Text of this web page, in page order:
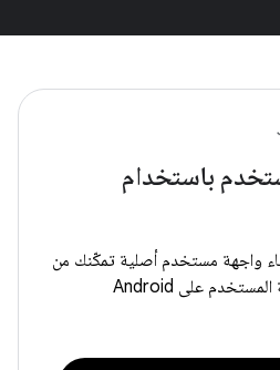
باستخدام
واجهة مستخدم أصلية تمكّنك من
تبسيط عملية تطوير واجهة المستخدم على Android